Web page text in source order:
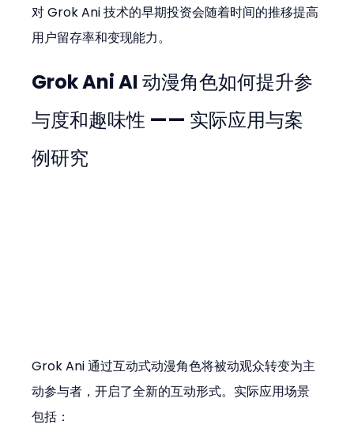
对 Grok Ani 技术的早期投资会随着时间的推移提高
用户留存率和变现能力。
Grok Ani AI 动漫角色如何提升参
与度和趣味性 —— 实际应用与案
例研究
Grok Ani 通过互动式动漫角色将被动观众转变为主
动参与者，开启了全新的互动形式。实际应用场景
包括：